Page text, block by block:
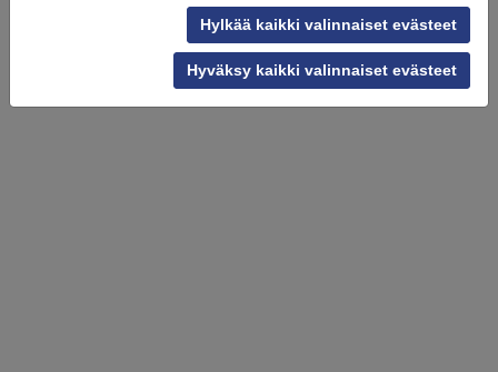
Hylkää kaikki valinnaiset evästeet
Hyväksy kaikki valinnaiset evästeet